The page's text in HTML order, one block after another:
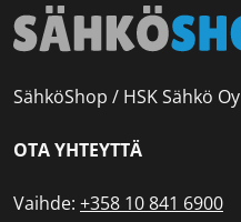
SähköShop / HSK Sähkö Oy
OTA YHTEYTTÄ
Vaihde: +358 10 841 6900